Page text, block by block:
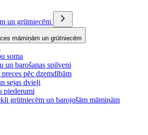
un grūtniecēm
māmiņām un grūtniecēm
soma
un barošanas spilveni
pēc dzemdībām
sejas dvieļi
piederumi
grūtniecēm un barojošām māmiņām